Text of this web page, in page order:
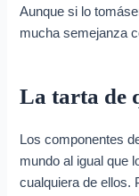
Aunque si lo
mucha semejanza
La tarta de
Los componentes
mundo al igual que
cualquiera de ellos.